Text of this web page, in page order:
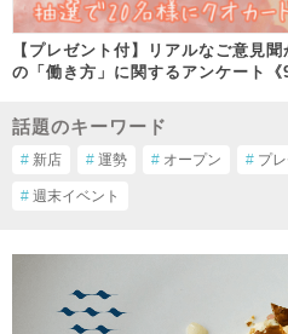
【プレゼント付】リアルなご意見
の「働き方」に関するアンケート《
話題のキーワード
# 新店 # 運勢 # オープン # プ
# 週末イベント